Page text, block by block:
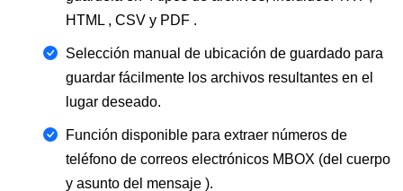
HTML , CSV y PDF .
Selección manual de ubicación de guardado para
guardar fácilmente los archivos resultantes en el
lugar deseado.
Función disponible para extraer números de
teléfono de correos electrónicos MBOX (del cuerpo
y asunto del mensaje ).